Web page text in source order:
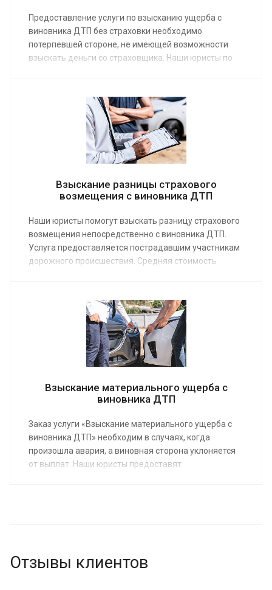
Предоставление услуги по взысканию ущерба с
виновника ДТП без страховки необходимо
потерпевшей стороне, не имеющей возможности
взыскать деньги со страховщика. Наши юристы по
пострадавший в аварии сможет юридически верно
защитить свои права и покрыть убытки.
Взыскание разницы страхового
возмещения с виновника ДТП
Наши юристы помогут взыскать разницу страхового
возмещения непосредственно с виновника ДТП.
Услуга предоставляется пострадавшим участникам
дорожного происшествия. Средняя стоимость
Взыскание материального ущерба с
виновника ДТП
Заказ услуги «Взыскание материального ущерба с
виновника ДТП» необходим в случаях, когда
произошла авария, а виновная сторона уклоняется
от выплат. Наши юристы предоставят
Отзывы клиентов